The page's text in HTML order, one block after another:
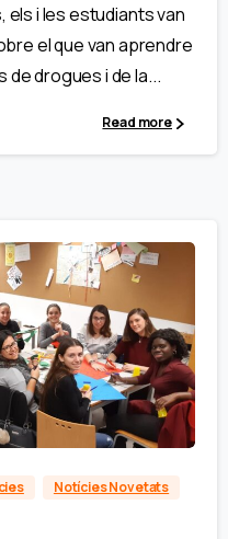
els i les estudiants van
el que van aprendre
de drogues i de la...
Read more
Notícies Novetats